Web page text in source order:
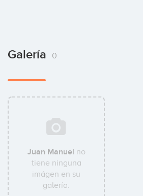
Galería 0
Juan Manuel no
tiene ninguna
imágen en su
galería.